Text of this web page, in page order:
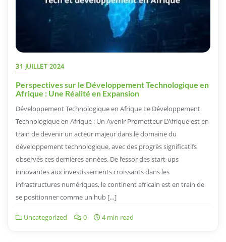
31 JUILLET 2024
Perspectives sur le Développement Technologique en
Afrique : Une Réalité en Expansion
Développement Technologique en Afrique Le Développement
Technologique en Afrique : Un Avenir Prometteur L’Afrique est en
train de devenir un acteur majeur dans le domaine du
développement technologique, avec des progrès significatifs
observés ces dernières années. De l’essor des start-ups
innovantes aux investissements croissants dans les
infrastructures numériques, le continent africain est en train de
se positionner comme un hub […]
Uncategorized 0 4 min read